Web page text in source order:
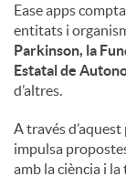
Ease apps
entitats i
Parkinson, la
Estatal de
d’altres.
A través
impulsa
amb la ciència i